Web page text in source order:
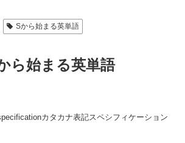
Sから始まる英単語
ら始まる英単語
カタカナ表記スペシフィケーション